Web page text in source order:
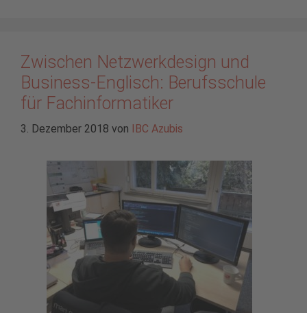
Zwischen Netzwerkdesign und
Business-Englisch: Berufsschule
für Fachinformatiker
3. Dezember 2018 von IBC Azubis